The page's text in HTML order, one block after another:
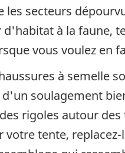
les secteurs
à la faune,
vous voulez en
à semelle
soulagement
rigoles autour
tente,